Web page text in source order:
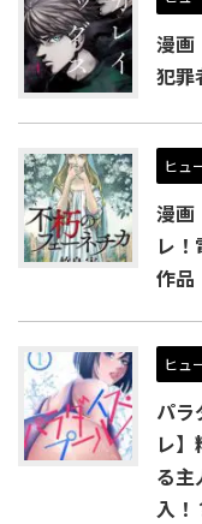
漫画
犯罪
ヒュ
漫画
レ
作品
ヒュ
パラ
レ
る
入！